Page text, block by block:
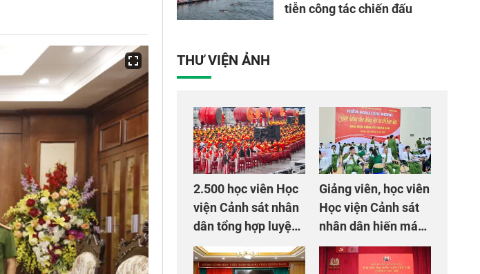
tiễn công tác chiến đấu
THƯ VIỆN ẢNH
2.500 học viên Học
viện Cảnh sát nhân
dân tổng hợp luyện
màn Trống hội chào
mừng Đại hội Đảng
Giảng viên, học viên
Học viện Cảnh sát
nhân dân hiến máu
giúp dân và đồng
đội